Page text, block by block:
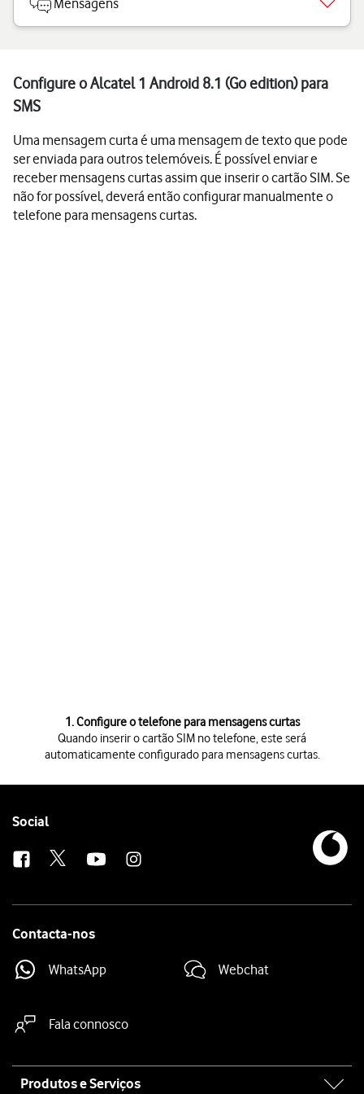
Mensagens
Configure o Alcatel 1 Android 8.1 (Go edition) para
SMS
Uma mensagem curta é uma mensagem de texto que pode
ser enviada para outros telemóveis. É possível enviar e
receber mensagens curtas assim que inserir o cartão SIM. Se
não for possível, deverá então configurar manualmente o
telefone para mensagens curtas.
1. Configure o telefone para mensagens curtas
Quando inserir o cartão SIM no telefone, este será
automaticamente configurado para mensagens curtas.
Follow
Social
Contacta-nos
WhatsApp Webchat
Fala connosco
Produtos e Serviços